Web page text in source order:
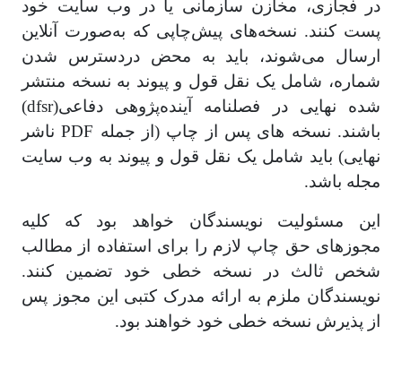
در فجازی، مخازن سازمانی یا در وب سایت خود
پست کنند. نسخه‌های پیش‌چاپی که به‌صورت آنلاین
ارسال می‌شوند، باید به محض دردسترس شدن
شماره، شامل یک نقل قول و پیوند به نسخه منتشر
شده نهایی در فصلنامه آینده‌پژوهی دفاعی(dfsr)
باشند. نسخه های پس از چاپ (از جمله PDF ناشر
نهایی) باید شامل یک نقل قول و پیوند به وب سایت
مجله باشد.
این مسئولیت نویسندگان خواهد بود که کلیه
مجوزهای حق چاپ لازم را برای استفاده از مطالب
شخص ثالث در نسخه خطی خود تضمین کنند.
نویسندگان ملزم به ارائه مدرک کتبی این مجوز پس
از پذیرش نسخه خطی خود خواهند بود.